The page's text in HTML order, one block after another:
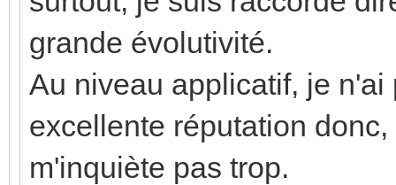
grande évolutivité.
Au niveau applicatif, je
excellente réputation
m'inquiète pas trop.